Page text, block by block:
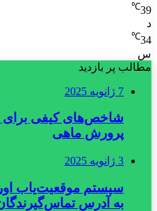
39
℃
د
34
℃
س
مطالب پر بازدید
7 ژانویه 2025
شاخص‌های کیفی برای
پرورش ماهی
3 ژانویه 2025
سیستم موقعیت‌یاب
به آدرس تماس‌گیرندگان